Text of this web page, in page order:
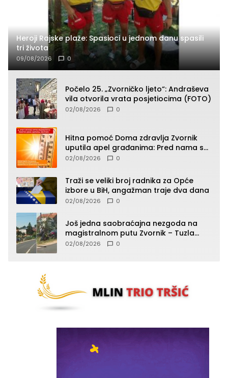
Heroji Rajske plaže: Spasioci u jednom danu spasili
tri života
09/08/2026 0
Počelo 25. „Zvorničko ljeto“: Andraševa
vila otvorila vrata posjetiocima (FOTO)
02/08/2026 0
Hitna pomoć Doma zdravlja Zvornik
uputila apel građanima: Pred nama su
temperature do 40°C, oprez zbog
02/08/2026 0
Traži se veliki broj radnika za Opće
izbore u BiH, angažman traje dva dana
02/08/2026 0
Još jedna saobraćajna nezgoda na
magistralnom putu Zvornik – Tuzla
(FOTO)
02/08/2026 0